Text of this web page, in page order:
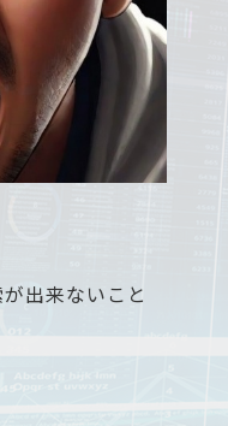
に物を売りつけ
払っている通信
営業です。
るので自己実現
にお問い合わ
業務委託）で活
ているスマホや
て毎月の固定
業です。
一定数おられ
に非常に喜んで
ですが活動拠点
出来ないこと
様の求人